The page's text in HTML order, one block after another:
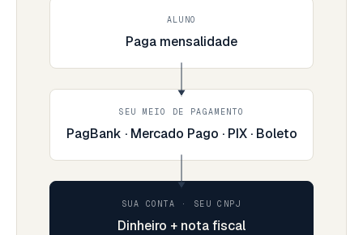
ALUNO
Paga mensalidade
SEU MEIO DE PAGAMENTO
PagBank · Mercado Pago · PIX · Boleto
SUA CONTA · SEU CNPJ
Dinheiro + nota fiscal